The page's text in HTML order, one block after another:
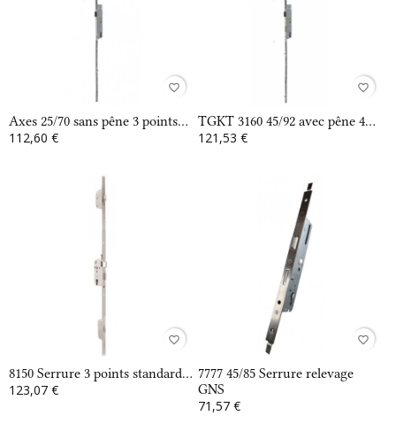
favorite_border
Axes 25/70 sans pêne 3 points...
112,60 €
favorite_border
TGKT 3160 45/92 avec pêne 4...
121,53 €
favorite_border
8150 Serrure 3 points standard...
123,07 €
favorite_border
7777 45/85 Serrure relevage
GNS
71,57 €